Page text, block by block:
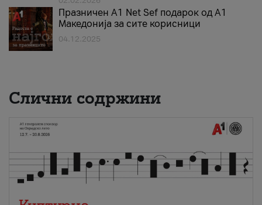
Празничен A1 Net Sеf подарок од А1
Македонија за сите корисници
04.12.2025
Слични содржини